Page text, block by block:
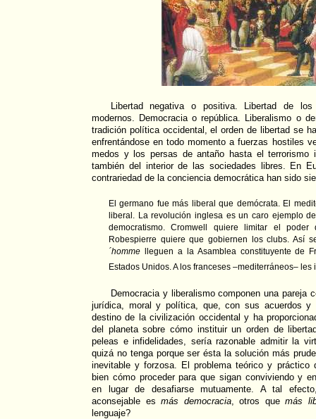
Libertad negativa o positiva. Libertad de
modernos. Democracia o república. Liberalismo o
tradición política occidental, el orden de libertad se
enfrentándose en todo momento a fuerzas hostiles
medos y los persas de antaño hasta el terrorismo
también del interior de las sociedades libres. En
contrariedad de la conciencia democrática han sido
El germano fue más liberal que demócrata. El
liberal. La revolución inglesa es un caro ejemplo
democratismo. Cromwell quiere limitar el
Robespierre quiere que gobiernen los clubs. Así
´homme lleguen a la Asamblea constituyente de
Estados Unidos. A los franceses –mediterráneos–
Democracia y liberalismo componen una pareja
jurídica, moral y política, que, con sus acuerdos y
destino de la civilización occidental y ha
del planeta sobre cómo instituir un orden de
peleas e infidelidades, sería razonable admitir la
quizá no tenga porque ser ésta la solución más
inevitable y forzosa. El problema teórico y práctico
bien cómo proceder para que sigan conviviendo y
en lugar de desafiarse mutuamente. A tal
aconsejable es más democracia, otros que más
lenguaje?